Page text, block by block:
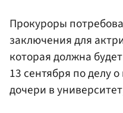
Прокуроры
заключения для
которая должна
13 сентября по делу
дочери в